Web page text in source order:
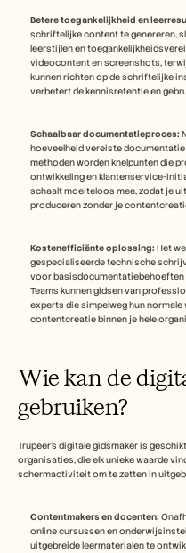
Betere toegankelijkheid en
schriftelijke content te genereren,
leerstijlen en
videocontent en screenshots,
kunnen richten op de schriftelijke
verbetert de kennisretentie en
Schaalbaar documentatieproces:
hoeveelheid vereiste
methoden worden knelpunten die
ontwikkeling en klantenservice-
schaalt moeiteloos mee, zodat je
produceren zonder je
Kostenefficiënte oplossing: Het
gespecialiseerde technische
voor basisdocumentatiebehoeften
Teams kunnen gidsen van
experts die simpelweg hun
contentcreatie binnen je hele
Wie kan de
gebruiken?
Trupeer's digitale gidsmaker is
organisaties, die elk unieke waarde
schermactiviteit om te zetten in
Contentmakers en docenten:
online cursussen en
uitgebreide leermaterialen te